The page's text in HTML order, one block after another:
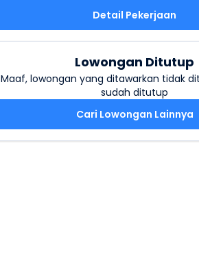
Detail Pekerjaan
Lowongan Ditutup
Maaf, lowongan yang ditawarkan tidak
sudah ditutup
Cari Lowongan Lainnya